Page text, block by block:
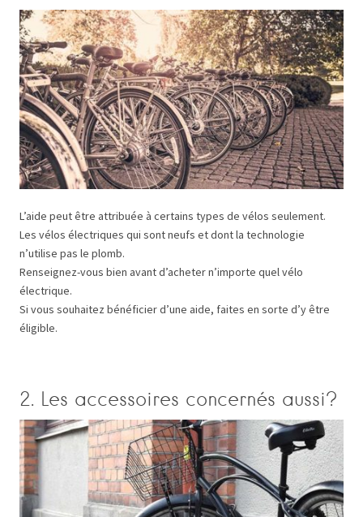
L’aide peut être attribuée à certains types de vélos seulement.
Les vélos électriques qui sont neufs et dont la technologie
n’utilise pas le plomb.
Renseignez-vous bien avant d’acheter n’importe quel vélo
électrique.
Si vous souhaitez bénéficier d’une aide, faites en sorte d’y être
éligible.
2. Les accessoires concernés aussi?